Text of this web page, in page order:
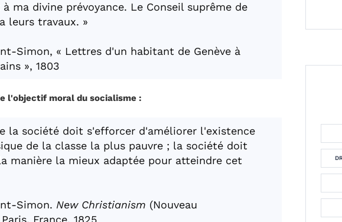
ma divine prévoyance. Le Conseil suprême de
leurs travaux. »
Simon, « Lettres d'un habitant de Genève à
», 1803
l'objectif moral du socialisme :
la société doit s'efforcer d'améliorer l'existence
de la classe la plus pauvre ; la société doit
manière la mieux adaptée pour atteindre cet
Simon. New Christianism (Nouveau
France, 1825